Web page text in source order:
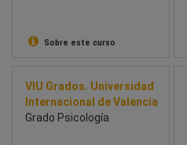
Sobre este curso
VIU Grados. Universidad
Internacional de Valencia
Grado Psicología